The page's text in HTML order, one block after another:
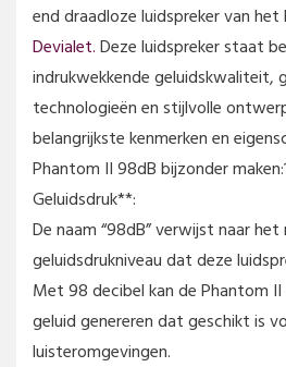
end draadloze luidspreker van
Devialet.Deze luidspreker staat
indrukwekkende geluidskwaliteit,
technologieën en stijlvolle
belangrijkste kenmerken en
Phantom II 98dB bijzonder
Geluidsdruk**:
De naam “98dB” verwijst naar het
geluidsdrukniveau dat deze
Met 98 decibel kan de Phantom
geluid genereren dat geschikt is
luisteromgevingen.